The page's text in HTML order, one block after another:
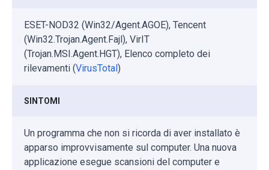
ESET-NOD32 (Win32/Agent.AGOE), Tencent
(Win32.Trojan.Agent.Fajl), VirIT
(Trojan.MSI.Agent.HGT), Elenco completo dei
rilevamenti (VirusTotal )
SINTOMI
Un programma che non si ricorda di aver installato è
apparso improvvisamente sul computer. Una nuova
applicazione esegue scansioni del computer e